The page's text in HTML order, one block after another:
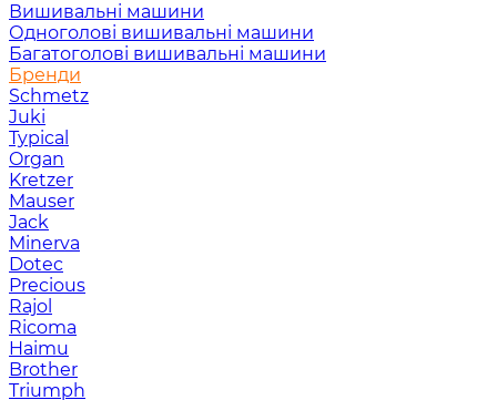
Вишивальні машини
Одноголові вишивальні машини
Багатоголові вишивальні машини
Бренди
Schmetz
Juki
Typical
Organ
Kretzer
Mauser
Jack
Minerva
Dotec
Precious
Rajol
Ricoma
Haimu
Brother
Triumph